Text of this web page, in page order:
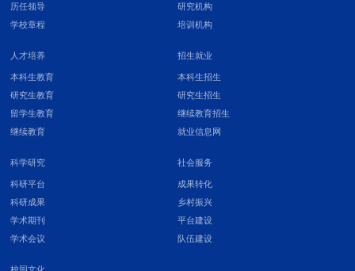
历任领导
学校章程
研究机构
培训机构
人才培养
本科生教育
研究生教育
留学生教育
继续教育
招生就业
本科生招生
研究生招生
继续教育招生
就业信息网
科学研究
科研平台
科研成果
学术期刊
学术会议
社会服务
成果转化
乡村振兴
平台建设
队伍建设